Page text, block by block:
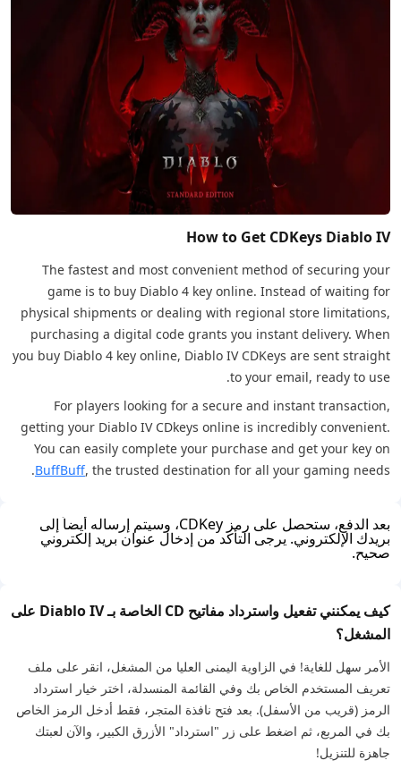
How to Get CDKeys Diablo IV
The fastest and most convenient method of securing your
game is to buy Diablo 4 key online. Instead of waiting for
physical shipments or dealing with regional store limitations,
purchasing a digital code grants you instant delivery. When
you buy Diablo 4 key online, Diablo IV CDKeys are sent straight
to your email, ready to use.
For players looking for a secure and instant transaction,
getting your Diablo IV CDkeys online is incredibly convenient.
You can easily complete your purchase and get your key on
BuffBuff, the trusted destination for all your gaming needs.
بعد الدفع، ستحصل على رمز CDKey، وسيتم إرساله أيضاً إلى
بريدك الإلكتروني. يرجى التأكد من إدخال عنوان بريد إلكتروني
صحيح.
كيف يمكنني تفعيل واسترداد مفاتيح CD الخاصة بـ Diablo IV على
المشغل؟
الأمر سهل للغاية! في الزاوية اليمنى العليا من المشغل، انقر على ملف
تعريف المستخدم الخاص بك وفي القائمة المنسدلة، اختر خيار استرداد
الرمز (قريب من الأسفل). بعد فتح نافذة المتجر، فقط أدخل الرمز الخاص
بك في المربع، ثم اضغط على زر "استرداد" الأزرق الكبير، والآن لعبتك
جاهزة للتنزيل!